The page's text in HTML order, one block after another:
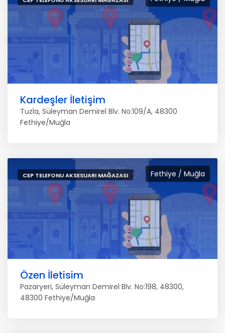
Kardeşler İletişim
Tuzla, Süleyman Demirel Blv. No:109/A, 48300
Fethiye/Muğla
Fethiye / Muğla
CEP TELEFONU AKSESUARI MAĞAZASI
Özen İletisim
Pazaryeri, Süleyman Demirel Blv. No:198, 48300,
48300 Fethiye/Muğla